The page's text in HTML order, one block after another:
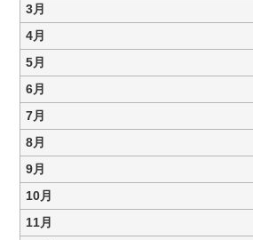
3月
4月
5月
6月
7月
8月
9月
10月
11月